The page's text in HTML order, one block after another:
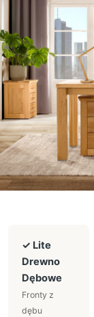
✓ Lite
Drewno
Dębowe
Fronty z
dębu